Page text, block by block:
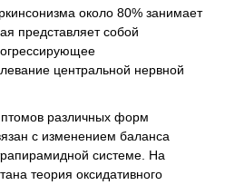
около 80% занимает
представляет собой
центральной нервной
различных форм
с изменением баланса
системе. На
теория оксидативного